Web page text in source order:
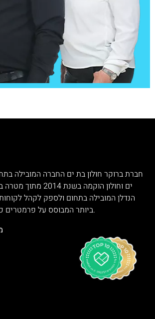
חברת ברוקר חולון בת ים החברה המובילה
ים וחולון הוקמה
הנדלן המובילה בתחום ולספק לקהל
ביותר המבוסס על פרמטרים כגון איכות ומקצועיות.